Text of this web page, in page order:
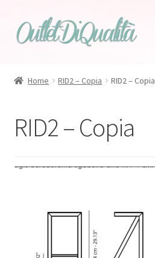
Vai
alla
Vai
al
Bonaldo
Home RID2 – Copia RID2 – Copia
RID2 – Copia